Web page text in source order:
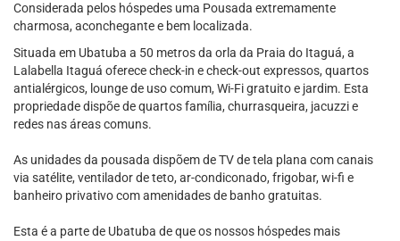
Considerada pelos hóspedes uma Pousada extremamente
charmosa, aconchegante e bem localizada.
Situada em Ubatuba a 50 metros da orla da Praia do Itaguá, a
Lalabella Itaguá oferece check-in e check-out expressos, quartos
antialérgicos, lounge de uso comum, Wi-Fi gratuito e jardim. Esta
propriedade dispõe de quartos família, churrasqueira, jacuzzi e
redes nas áreas comuns.
As unidades da pousada dispõem de TV de tela plana com canais
via satélite, ventilador de teto, ar-condiconado, frigobar, wi-fi e
banheiro privativo com amenidades de banho gratuitas.
Esta é a parte de Ubatuba de que os nossos hóspedes mais